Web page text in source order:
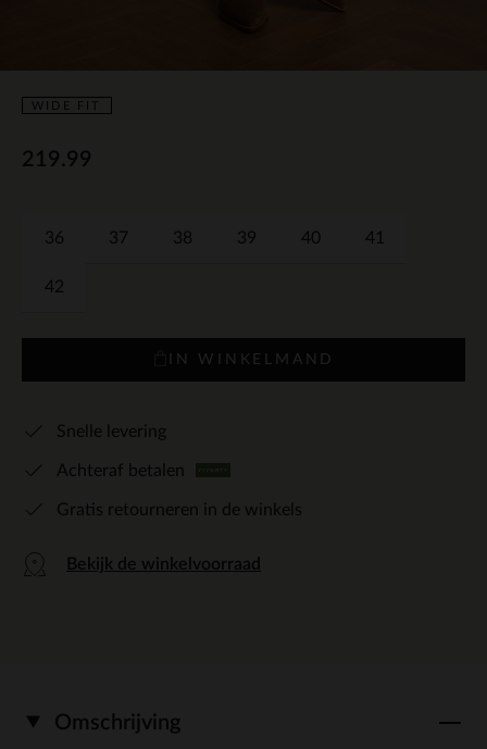
WIDE FIT
219.99
36 37 38 39 40 41
42
IN WINKELMAND
Snelle levering
Achteraf betalen
Gratis retourneren in de winkels
Bekijk de winkelvoorraad
Omschrijving